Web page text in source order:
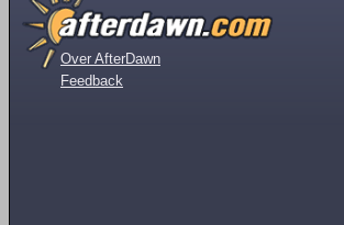
Over AfterDawn
Feedback